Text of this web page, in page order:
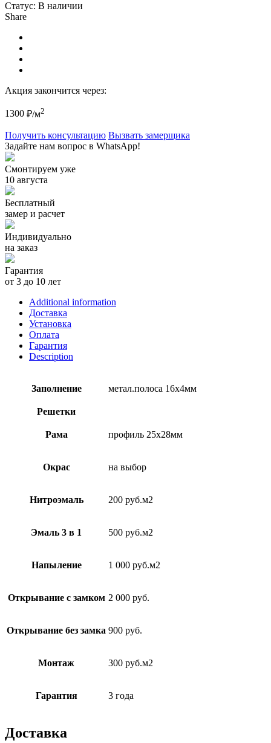
Статус: В наличии
Share
Акция закончится через:
1300 ₽/м2
Получить консультацию Вызвать замерщика
Задайте нам вопрос в WhatsApp!
Смонтируем уже
10 августа
Бесплатный
замер и расчет
Индивидуально
на заказ
Гарантия
от 3 до 10 лет
Additional information
Доставка
Установка
Оплата
Гарантия
Description
Заполнение метал.полоса 16х4мм
Решетки
Рама профиль 25х28мм
Окрас на выбор
Нитроэмаль 200 руб.м2
Эмаль 3 в 1 500 руб.м2
Напыление 1 000 руб.м2
Открывание с замком 2 000 руб.
Открывание без замка 900 руб.
Монтаж 300 руб.м2
Гарантия 3 года
Доставка